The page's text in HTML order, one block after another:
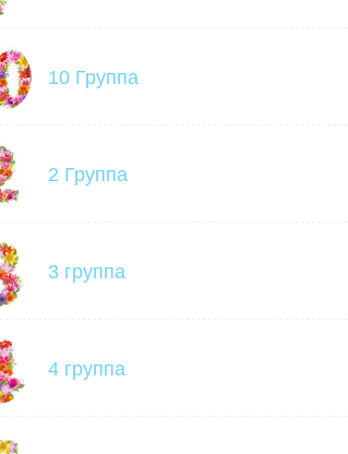
10 Группа
2 Группа
3 группа
4 группа